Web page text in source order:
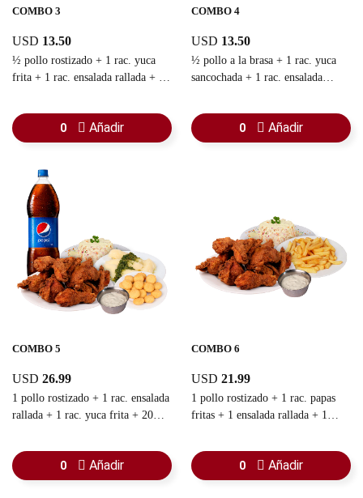
COMBO 3
USD 13.50
½ pollo rostizado + 1 rac. yuca
frita + 1 rac. ensalada rallada + 10
0 Añadir
COMBO 4
USD 13.50
½ pollo a la brasa + 1 rac. yuca
sancochada + 1 rac. ensalada
0 Añadir
COMBO 5
USD 26.99
1 pollo rostizado + 1 rac. ensalada
rallada + 1 rac. yuca frita + 20
refresco familiar
0 Añadir
COMBO 6
USD 21.99
1 pollo rostizado + 1 rac. papas
fritas + 1 ensalada rallada + 1
0 Añadir